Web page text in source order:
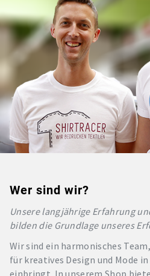
Wer sind wir?
Unsere langjährige Erfahrung
bilden die Grundlage unseres
Wir sind ein harmonisches
für kreatives Design und Mode